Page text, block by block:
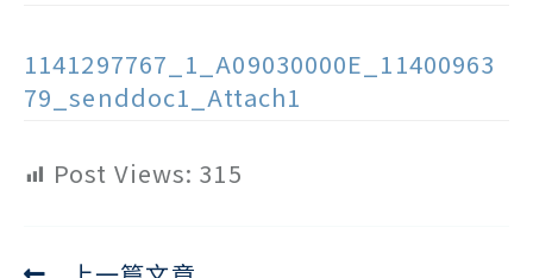
1141297767_1_A09030000E_11400963
79_senddoc1_Attach1
Post Views: 315